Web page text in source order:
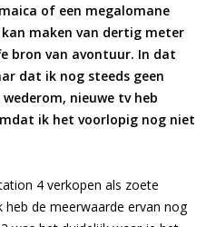
of een megalomane
maken van dertig meter
bron van avontuur. In dat
dat ik nog steeds geen
nieuwe tv heb
ik het voorlopig nog niet
4 verkopen als zoete
de meerwaarde ervan nog